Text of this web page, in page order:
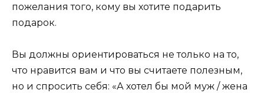
пожелания того, кому вы хотите подарить
подарок.
Вы должны ориентироваться не только на то,
что нравится вам и что вы считаете полезным,
но и спросить себя: «А хотел бы мой муж / жена